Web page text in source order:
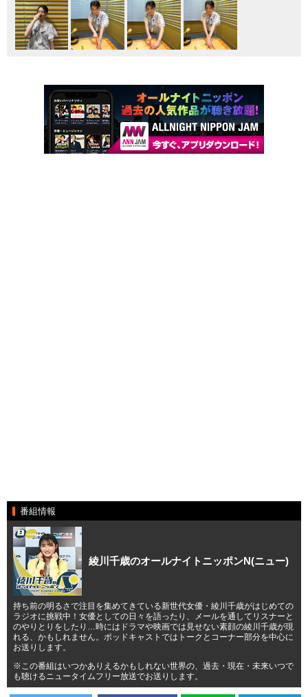
番組情報
綾川千歳のオールナイトニッポンN(ニュー)
持ち前の明るさで注目を集めてきている新世代女優・綾川千歳がはじめての
ラジオに挑戦中！女優としての日々を語ったり、メールを通してリスナーと
のやりとりをしたり…時にはドラマや映画では見せない素顔の綾川千歳が現
れる、かもしれません。ポッドキャストではトークとコーナー部分を中心に
お送りします。
※この番組はいつかありえるかもしれない世界の、過去・現在・未来いつで
も聴けるニュータイムフリー放送でお送りします。